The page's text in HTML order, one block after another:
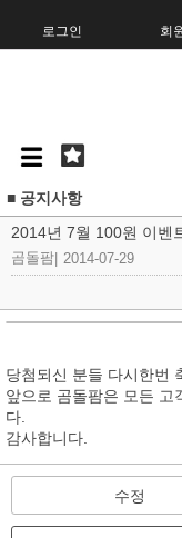
로그인 회
■ 공지사항
2014년 7월 100원 이벤
곰돌팜 2014-07-29
당첨되신 분들 다시한번
앞으로 곰돌팜은 모든 고
다.
감사합니다.
수정